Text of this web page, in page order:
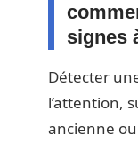
signes
Détecter
l’attention,
ancienne